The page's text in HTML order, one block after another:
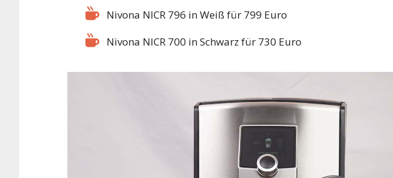
Nivona NICR 796 in Weiß für 799 Euro
Nivona NICR 700 in Schwarz für 730 Euro